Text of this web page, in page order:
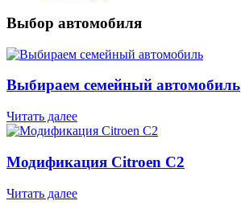
Выбор автомобиля
Выбираем семейный автомобиль
Читать далее
Модификация Citroen С2
Читать далее